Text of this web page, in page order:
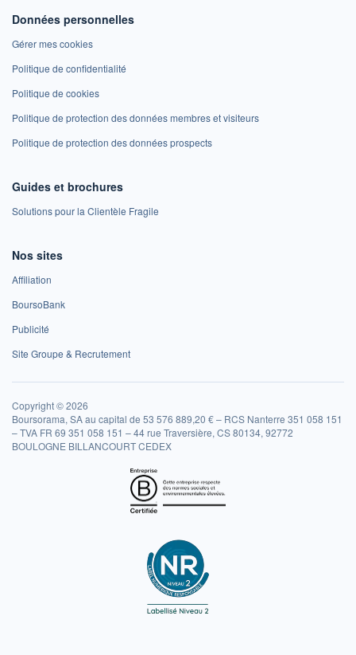
Données personnelles
Gérer mes cookies
Politique de confidentialité
Politique de cookies
Politique de protection des données membres et visiteurs
Politique de protection des données prospects
Guides et brochures
Solutions pour la Clientèle Fragile
Nos sites
Affiliation
BoursoBank
Publicité
Site Groupe & Recrutement
Copyright © 2026
Boursorama, SA au capital de 53 576 889,20 € – RCS Nanterre 351 058 151
– TVA FR 69 351 058 151 – 44 rue Traversière, CS 80134, 92772
BOULOGNE BILLANCOURT CEDEX